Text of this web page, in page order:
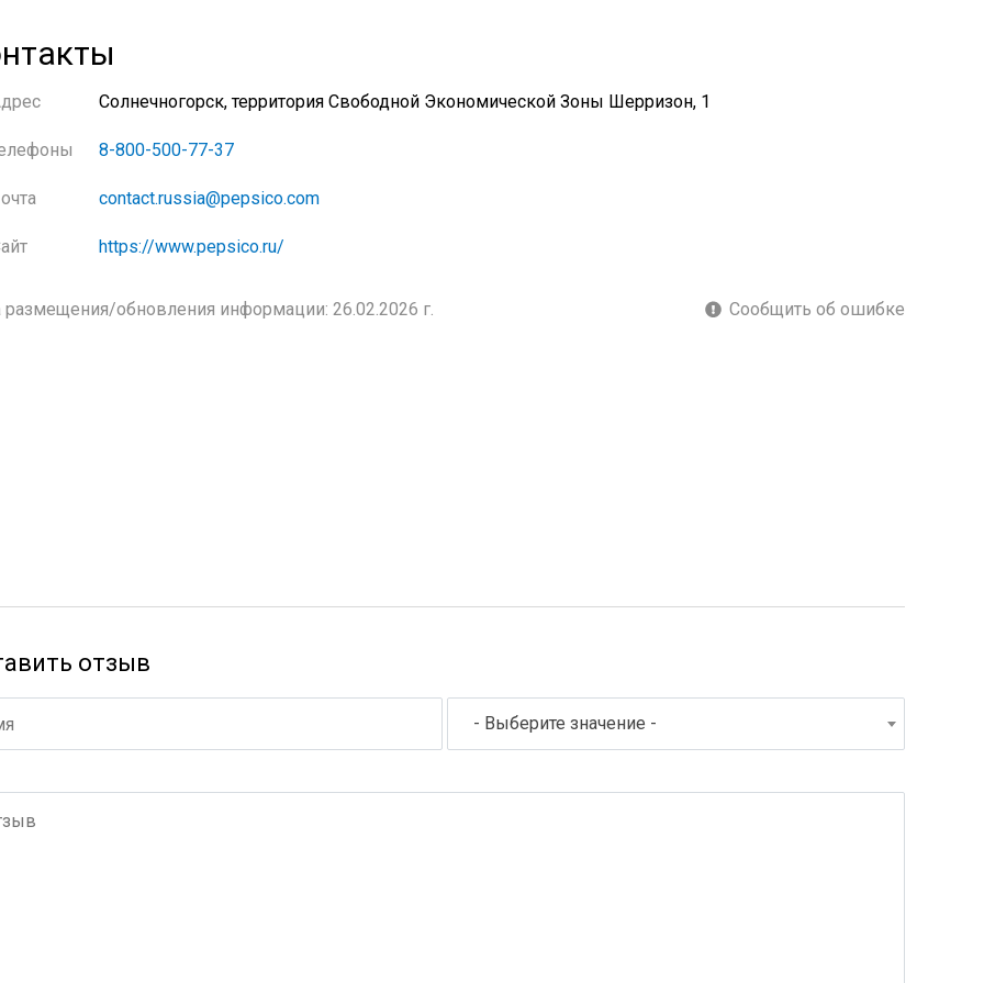
Солнечногорск, территория Свободной Экономической Зоны Шерризон, 1
8-800-500-77-37
contact.russia@pepsico.com
https://www.pepsico.ru/
размещения/обновления информации: 26.02.2026 г. Сообщить об ошибке
отзыв
- Выберите значение -